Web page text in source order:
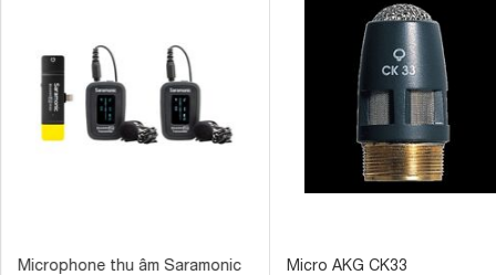
Microphone thu âm Saramonic
Micro AKG CK33